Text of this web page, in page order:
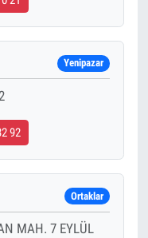
Yenipazar
92
Ortaklar
MAH. 7 EYLÜL